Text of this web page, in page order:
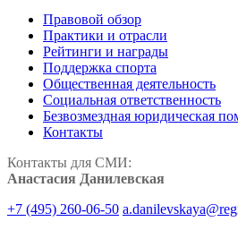
Правовой обзор
Практики и отрасли
Рейтинги и награды
Поддержка спорта
Общественная деятельность
Социальная ответственность
Безвозмездная юридическая
Контакты
Контакты для СМИ:
Анастасия Данилевская
+7 (495) 260-06-50